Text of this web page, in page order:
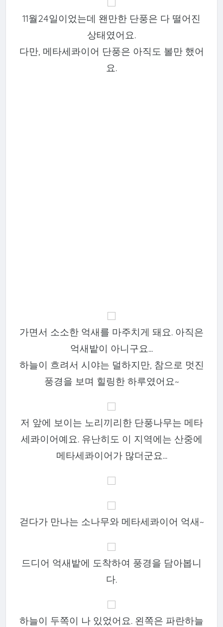
11월24일이었는데 왠만한 단풍은 다 떨어진
상태였어요.
다만, 메타세콰이어 단풍은 아직도 볼만 했어
요.
가면서 소소한 억새를 마주치게 돼요. 아직은
억새밭이 아니구요...
하늘이 흐려서 시야는 덜하지만, 참으로 멋진
풍경을 보며 힐링한 하루였어요~
저 앞에 보이는 노리끼리한 단풍나무는 메타
세콰이어예요. 유난히도 이 지역에는 산중에
메타세콰이어가 많더군요...
걷다가 만나는 소나무와 메타세콰이어 억새~
드디어 억새밭에 도착하여 풍경을 담아봅니
다.
하늘이 두쪽이 나 있었어요. 왼쪽은 파란하늘